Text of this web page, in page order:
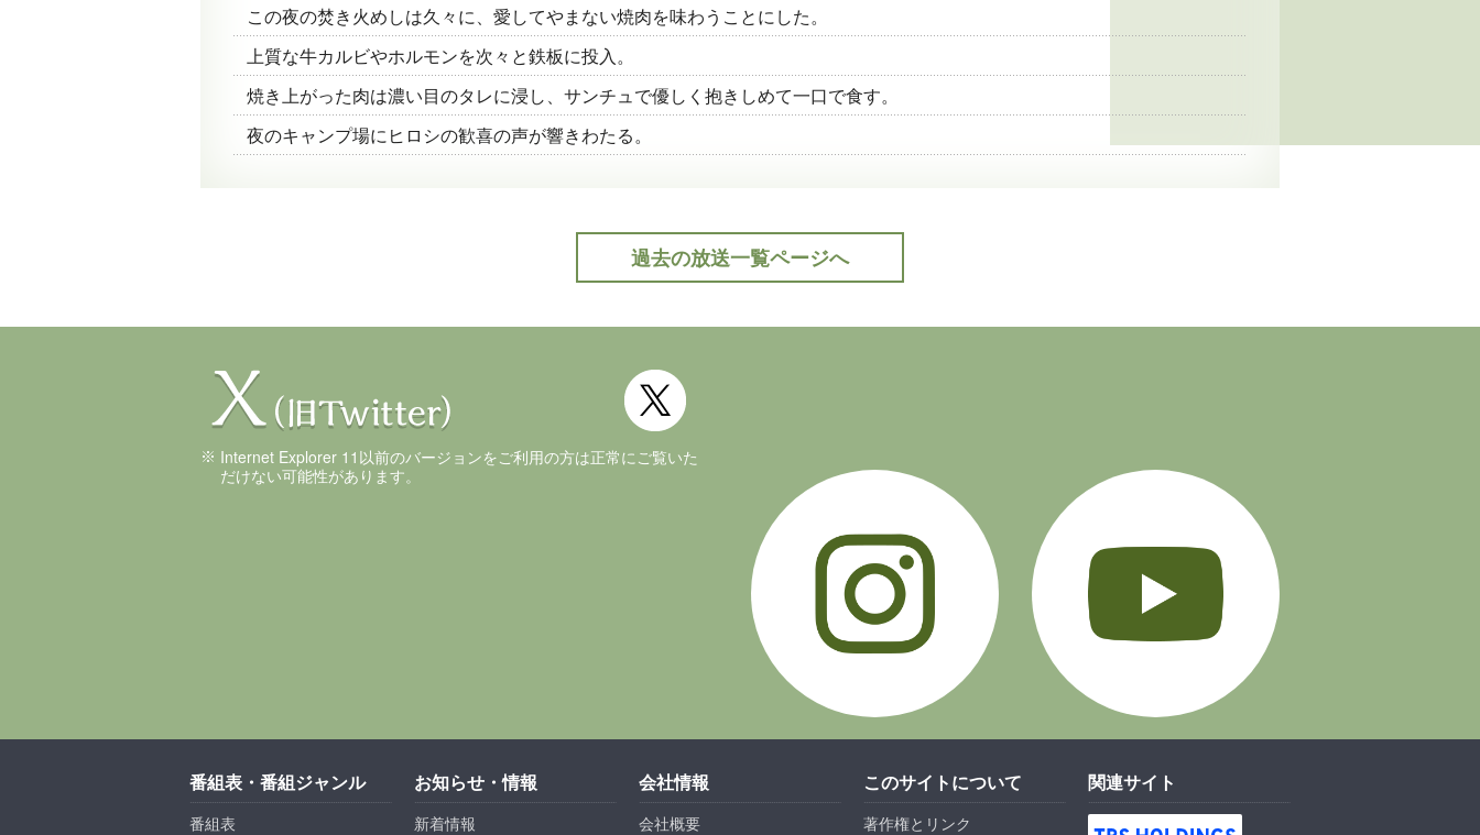
この夜の焚き火めしは久々に、愛してやまない焼肉を味わうことにした。
上質な牛カルビやホルモンを次々と鉄板に投入。
焼き上がった肉は濃い目のタレに浸し、サンチュで優しく抱きしめて一口で食す。
夜のキャンプ場にヒロシの歓喜の声が響きわたる。
過去の放送一覧ページへ
公式Twitter(外部サイト)
Internet Explorer 11以前のバージョンをご利用の方は正常にご覧いた
だけない可能性があります。
Instagram
番組表・番組ジャンル
番組表
お知らせ・情報
新着情報
会社情報
会社概要
このサイトについて
著作権とリンク
関連サイト